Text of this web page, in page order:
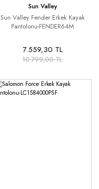
Sun Valley
Sun Valley Fender Erkek Kayak
Pantolonu-FENDER64M
7.559,30 TL
10.799,00 TL